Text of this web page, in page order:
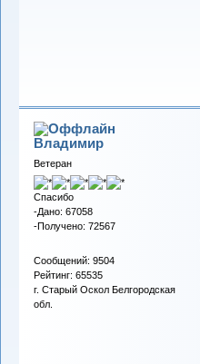
Владимиp
Ветеран
Спасибо
-Дано: 67058
-Получено: 72567
Сообщений: 9504
Рейтинг: 65535
г. Старый Оскол Белгородская
обл.